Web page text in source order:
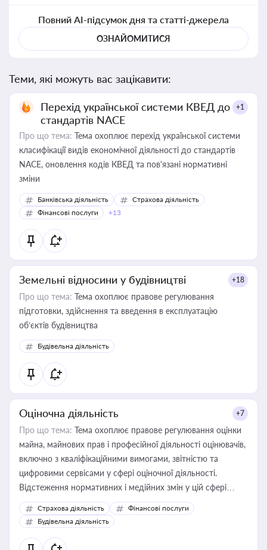
Повний AI-підсумок дня та статті-джерела
ОЗНАЙОМИТИСЯ
Теми, які можуть вас зацікавити:
Перехід української системи КВЕД до
стандартів NACE
+1
Про що тема: Тема охоплює перехід української системи
класифікації видів економічної діяльності до стандартів
NACE, оновлення кодів КВЕД та пов'язані нормативні
зміни
Банківська діяльність
Страхова діяльність
Фінансові послуги
+13
Земельні відносини у будівництві +18
Про що тема: Тема охоплює правове регулювання
підготовки, здійснення та введення в експлуатацію
об’єктів будівництва
Будівельна діяльність
Оціночна діяльність +7
Про що тема: Тема охоплює правове регулювання оцінки
майна, майнових прав і професійної діяльності оцінювачів,
включно з кваліфікаційними вимогами, звітністю та
цифровими сервісами у сфері оціночної діяльності.
Відстеження нормативних і медійних змін у цій сфері
корисне для власника бізнесу, керівника, юриста або
бухгалтера під час оподаткування, приватизації, оренди
державного майна, корпоративних угод і перевірки
статусу суб'єктів оціночної діяльності
Страхова діяльність
Фінансові послуги
Будівельна діяльність